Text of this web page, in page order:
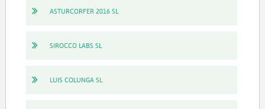
ASTURCORFER 2016 SL
SIROCCO LABS SL
LUIS COLUNGA SL